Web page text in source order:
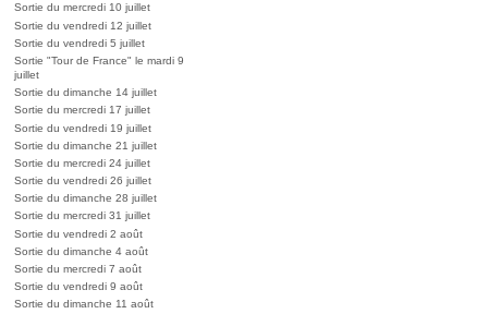
Sortie du mercredi 10 juillet
Sortie du vendredi 12 juillet
Sortie du vendredi 5 juillet
Sortie "Tour de France" le mardi 9
juillet
Sortie du dimanche 14 juillet
Sortie du mercredi 17 juillet
Sortie du vendredi 19 juillet
Sortie du dimanche 21 juillet
Sortie du mercredi 24 juillet
Sortie du vendredi 26 juillet
Sortie du dimanche 28 juillet
Sortie du mercredi 31 juillet
Sortie du vendredi 2 août
Sortie du dimanche 4 août
Sortie du mercredi 7 août
Sortie du vendredi 9 août
Sortie du dimanche 11 août